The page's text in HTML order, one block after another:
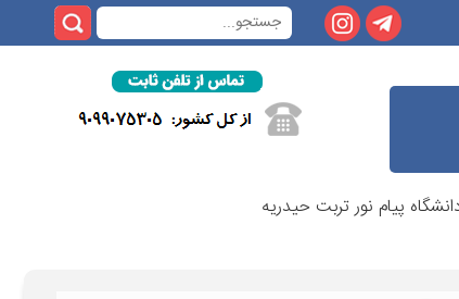
پیام نور تربت حیدریه